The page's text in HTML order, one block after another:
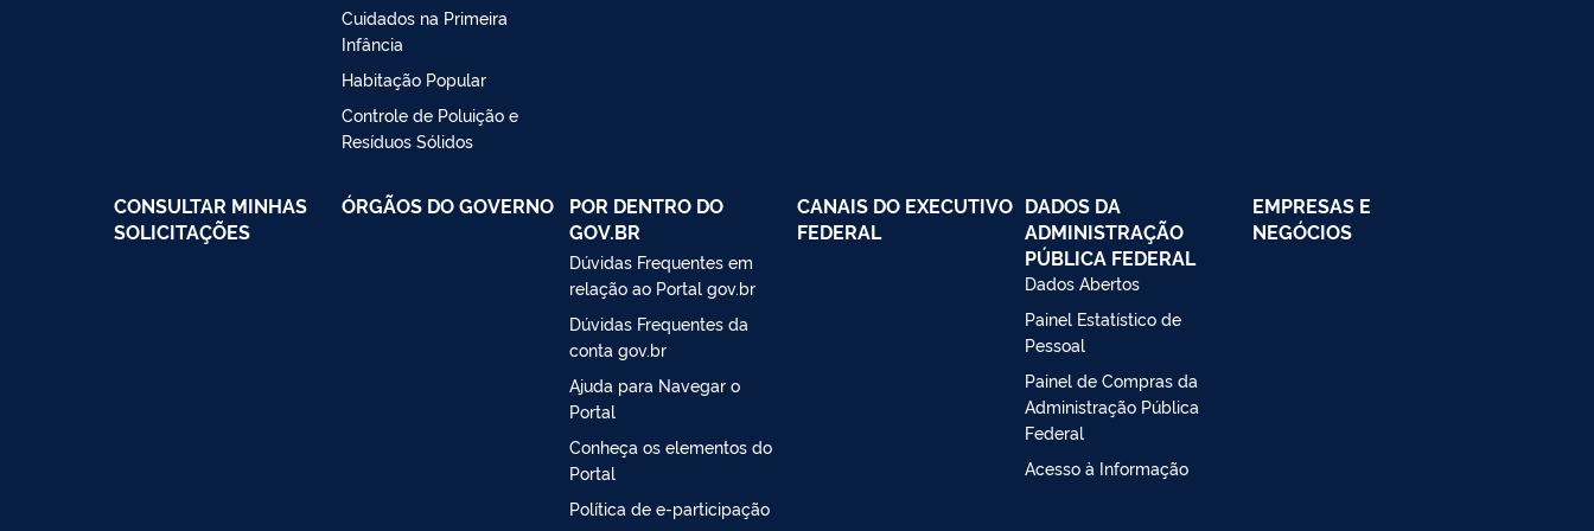
Cuidados na Primeira
Infância
Habitação Popular
Controle de Poluição e
Resíduos Sólidos
CONSULTAR MINHAS
SOLICITAÇÕES
ÓRGÃOS DO GOVERNO
POR DENTRO DO
GOV.BR
Dúvidas Frequentes em
relação ao Portal gov.br
Dúvidas Frequentes da
conta gov.br
Ajuda para Navegar o
Portal
Conheça os elementos do
Portal
Política de e-participação
CANAIS DO EXECUTIVO
FEDERAL
DADOS DA
ADMINISTRAÇÃO
PÚBLICA FEDERAL
Dados Abertos
Painel Estatístico de
Pessoal
Painel de Compras da
Administração Pública
Federal
Acesso à Informação
EMPRESAS E
NEGÓCIOS